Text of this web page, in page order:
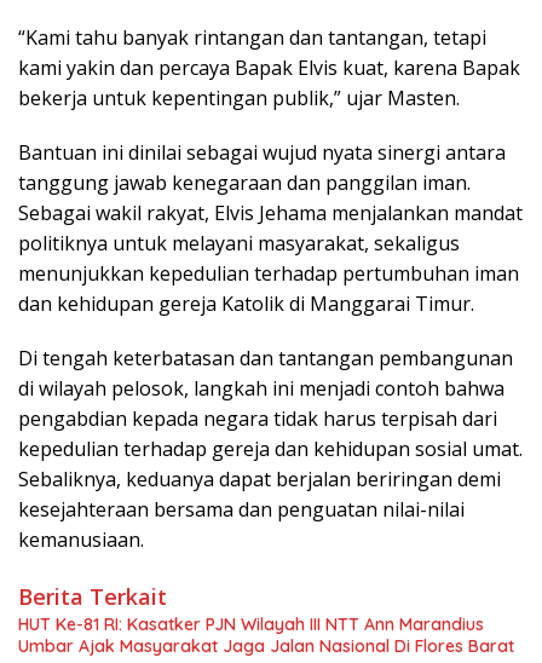
“Kami tahu banyak rintangan dan tantangan, tetapi
kami yakin dan percaya Bapak Elvis kuat, karena Bapak
bekerja untuk kepentingan publik,” ujar Masten.
Bantuan ini dinilai sebagai wujud nyata sinergi antara
tanggung jawab kenegaraan dan panggilan iman.
Sebagai wakil rakyat, Elvis Jehama menjalankan mandat
politiknya untuk melayani masyarakat, sekaligus
menunjukkan kepedulian terhadap pertumbuhan iman
dan kehidupan gereja Katolik di Manggarai Timur.
Di tengah keterbatasan dan tantangan pembangunan
di wilayah pelosok, langkah ini menjadi contoh bahwa
pengabdian kepada negara tidak harus terpisah dari
kepedulian terhadap gereja dan kehidupan sosial umat.
Sebaliknya, keduanya dapat berjalan beriringan demi
kesejahteraan bersama dan penguatan nilai-nilai
kemanusiaan.
Berita Terkait
HUT Ke-81 RI: Kasatker PJN Wilayah III NTT Ann Marandius
Umbar Ajak Masyarakat Jaga Jalan Nasional Di Flores Barat